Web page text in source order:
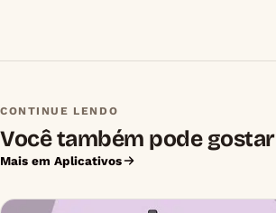
CONTINUE LENDO
Você também pode gostar
Mais em Aplicativos